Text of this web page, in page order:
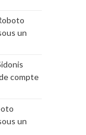
un
compte
un